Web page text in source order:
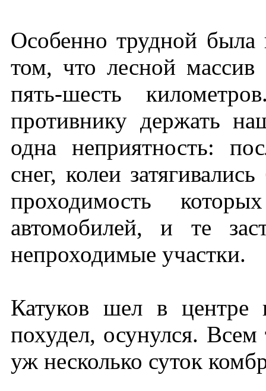
Особенно трудной была
том, что лесной
пять-шесть
противнику держать
одна неприятность:
снег, колеи
проходимость
автомобилей, и те
непроходимые участки.
Катуков шел в центре
похудел, осунулся.
уж несколько суток